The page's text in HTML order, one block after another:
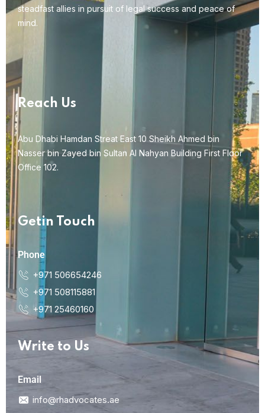
steadfast allies in pursuit of legal success and peace of
mind.
Reach Us
Abu Dhabi Hamdan Streat East 10 Sheikh Ahmed bin
Nasser bin Zayed bin Sultan Al Nahyan Building First Floor
Office 102.
Getin Touch
Phone
+971 506654246
+971 508115881
+971 25460160
Write to Us
Email
info@rhadvocates.ae